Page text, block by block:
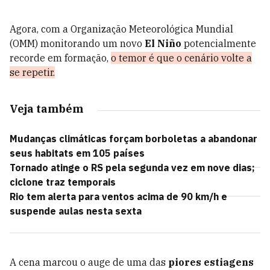
Agora, com a Organização Meteorológica Mundial
(OMM) monitorando um novo El Niño potencialmente
recorde em formação, o temor é que o cenário volte a
se repetir.
Veja também
Mudanças climáticas forçam borboletas a abandonar
seus habitats em 105 países
Tornado atinge o RS pela segunda vez em nove dias;
ciclone traz temporais
Rio tem alerta para ventos acima de 90 km/h e
suspende aulas nesta sexta
A cena marcou o auge de uma das piores estiagens